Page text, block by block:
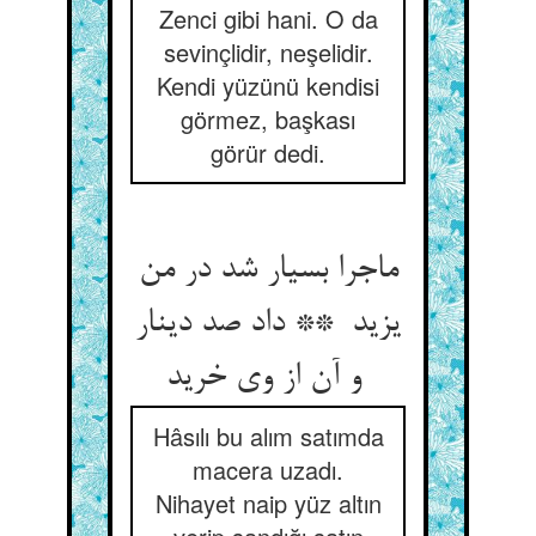
Zenci gibi hani. O da
sevinçlidir, neşelidir.
Kendi yüzünü kendisi
görmez, başkası
görür dedi.
ماجرا بسیار شد در من
یزید ** داد صد دینار
و آن از وی خرید
Hâsılı bu alım satımda
macera uzadı.
Nihayet naip yüz altın